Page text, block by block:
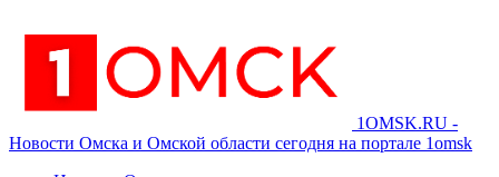
1OMSK.RU -
Новости Омска и Омской области сегодня на портале 1omsk